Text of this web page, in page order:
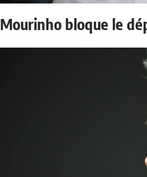
Mourinho bloque le